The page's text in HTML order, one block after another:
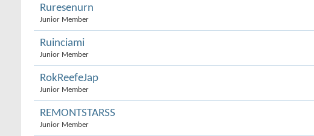
Ruresenurn
Junior Member
Ruinciami
Junior Member
RokReefeJap
Junior Member
REMONTSTARSS
Junior Member